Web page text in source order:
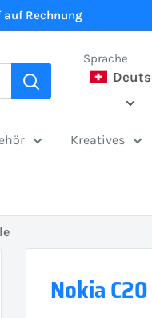
auf Rechnung
Sprache
Kreatives
Nokia